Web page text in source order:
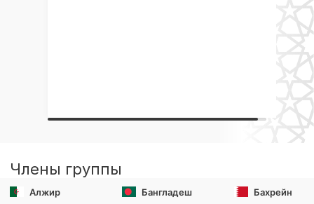
Члены группы
Алжир Бангладеш Бахрейн